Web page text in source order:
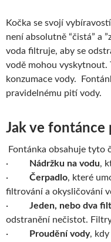
Kočka se svojí
není absolutně “čistá” a
voda filtruje, aby se
vodě mohou vyskytnout.
konzumace vody.
pravidelnému pití vody.
Jak ve fontánce
Fontánka obsahuje tyto
·
Nádržku na vodu,
· Čerpadlo, které
filtrování a okysličování
· Jeden, nebo dva
odstranění nečistot.
·
Proudění vody,